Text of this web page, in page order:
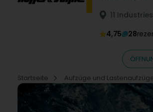
11
4,75
28
Startseite
Aufzüge und